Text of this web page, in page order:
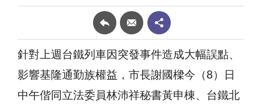
針對上週台鐵列車因突發事件造成大幅誤點、
影響基隆通勤族權益，市長謝國樑今（8）日
中午偕同立法委員林沛祥秘書黃申棟、台鐵北